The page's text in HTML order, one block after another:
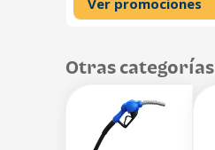
Ver promociones
Otras categorías